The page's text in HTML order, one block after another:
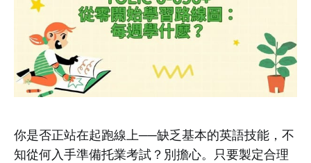
你是否正站在起跑線上──缺乏基本的英語技能，不
知從何入手準備托業考試？別擔心。只要製定合理